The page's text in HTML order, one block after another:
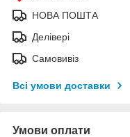
НОВА ПОШТА
Делівері
Самовивіз
Всі умови доставки
Умови оплати